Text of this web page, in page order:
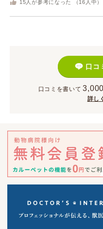
15 人が参考になった （ 16 人中）
口コ
口コミを書いて 3,000
詳し